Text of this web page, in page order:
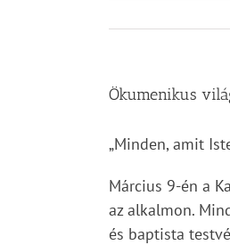
Ökumenikus
„Minden, amit
Március 9-én a
az alkalmon.
és baptista